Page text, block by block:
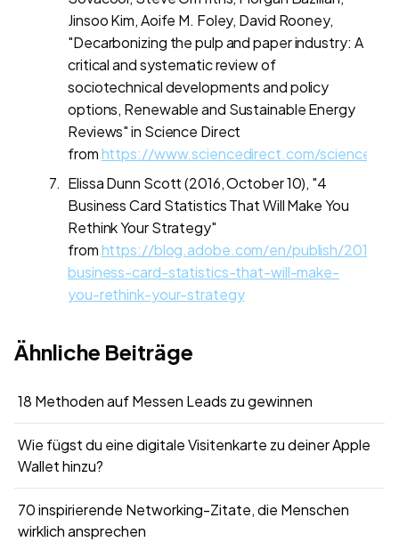
Ähnliche Beiträge
18 Methoden auf Messen Leads zu gewinnen
Wie fügst du eine digitale Visitenkarte zu deiner Apple
Wallet hinzu?
70 inspirierende Networking-Zitate, die Menschen
wirklich ansprechen
Jinsoo Kim, Aoife M. Foley, David Rooney,
"Decarbonizing the pulp and paper industry: A
critical and systematic review of
sociotechnical developments and policy
options, Renewable and Sustainable Energy
Reviews" in Science Direct
fromhttps://www.sciencedirect.com/science/
Elissa Dunn Scott (2016, October 10), "4
Business Card Statistics That Will Make You
Rethink Your Strategy"
fromhttps://blog.adobe.com/en/publish/2016/
business-card-statistics-that-will-make-
you-rethink-your-strategy